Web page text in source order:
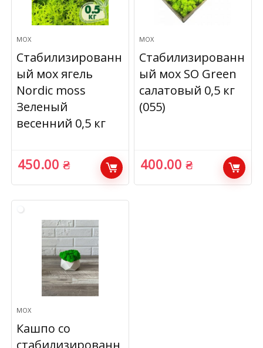
МОХ
Стабилизированн
ый мох ягель
Nordic moss
Зеленый
весенний 0,5 кг
450.00₴
МОХ
Стабилизированн
ый мох SO Green
салатовый 0,5 кг
(055)
400.00₴
МОХ
Кашпо со
стабилизированн